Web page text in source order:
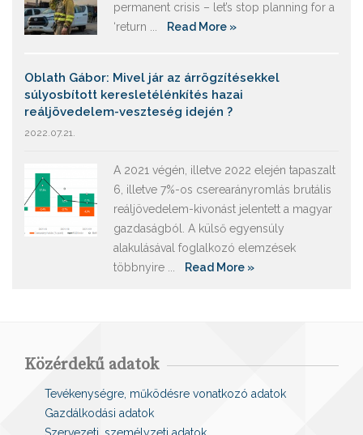
permanent crisis – let’s stop planning for a
‘return ...
Read More »
Oblath Gábor: Mivel jár az árrögzítésekkel
súlyosbított keresletélénkítés hazai
reáljövedelem-veszteség idején ?
2022.07.21.
A 2021 végén, illetve 2022 elején tapaszalt
6, illetve 7%-os cserearányromlás brutális
reáljövedelem-kivonást jelentett a magyar
gazdaságból. A külső egyensúly
alakulásával foglalkozó elemzések
többnyire ...
Read More »
Közérdekű adatok
Tevékenységre, működésre vonatkozó adatok
Gazdálkodási adatok